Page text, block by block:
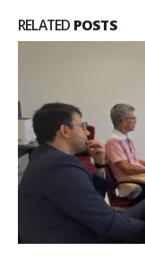
RELATED POSTS